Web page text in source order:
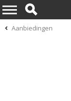
Aanbiedingen